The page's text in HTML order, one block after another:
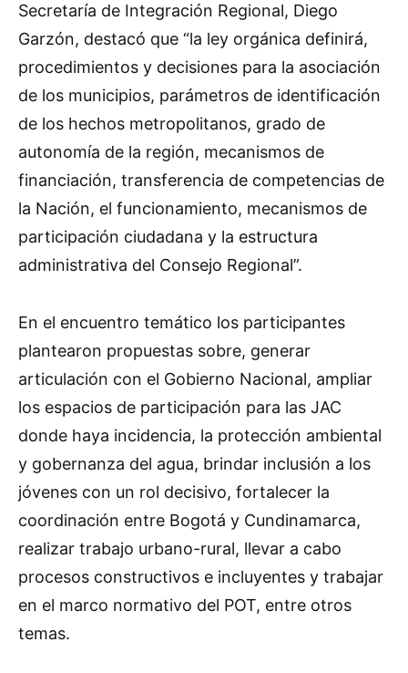
Secretaría de Integración Regional, Diego
Garzón, destacó que “la ley orgánica definirá,
procedimientos y decisiones para la asociación
de los municipios, parámetros de identificación
de los hechos metropolitanos, grado de
autonomía de la región, mecanismos de
financiación, transferencia de competencias de
la Nación, el funcionamiento, mecanismos de
participación ciudadana y la estructura
administrativa del Consejo Regional”.
En el encuentro temático los participantes
plantearon propuestas sobre, generar
articulación con el Gobierno Nacional, ampliar
los espacios de participación para las JAC
donde haya incidencia, la protección ambiental
y gobernanza del agua, brindar inclusión a los
jóvenes con un rol decisivo, fortalecer la
coordinación entre Bogotá y Cundinamarca,
realizar trabajo urbano-rural, llevar a cabo
procesos constructivos e incluyentes y trabajar
en el marco normativo del POT, entre otros
temas.